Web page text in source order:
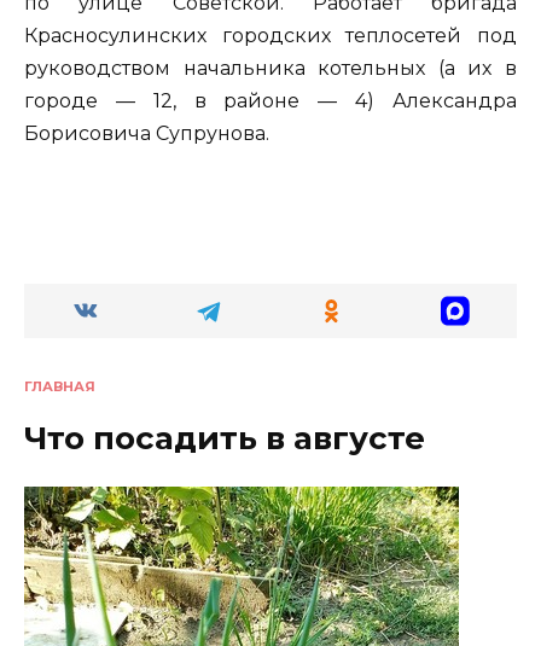
Красносулинских городских теплосетей под
руководством начальника котельных (а их в
городе — 12, в районе — 4) Александра
Борисовича Супрунова.
ГЛАВНАЯ
Что посадить в августе